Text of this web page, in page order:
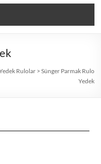
Rulolar> Sünger Parmak Rulo
Yedek